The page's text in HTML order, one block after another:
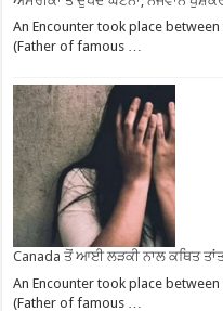
An Encounter took place
(Father of famous …
Canada ਤੋਂ ਆਈ ਲੜਕੀ ਨਾਲ ਕਥਿਤ
An Encounter took place
(Father of famous …